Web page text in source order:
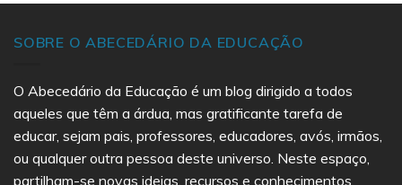
SOBRE O ABECEDÁRIO DA EDUCAÇÃO
O Abecedário da Educação é um blog dirigido a todos
aqueles que têm a árdua, mas gratificante tarefa de
educar, sejam pais, professores, educadores, avós, irmãos,
ou qualquer outra pessoa deste universo. Neste espaço,
partilham-se novas ideias, recursos e conhecimentos